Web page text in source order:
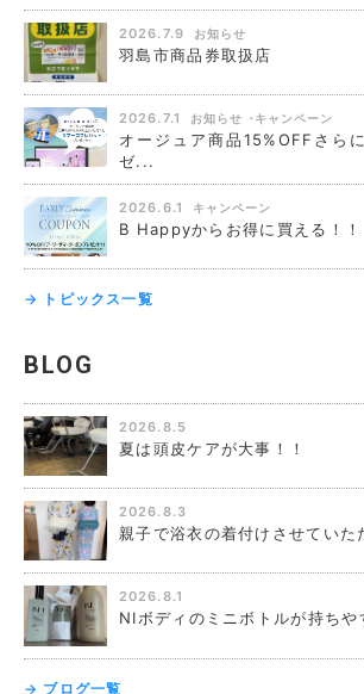
2026.7.9 お知らせ
羽島市商品券取扱店
2026.7.1 お知らせ キャンペーン
オージュア商品15%OFFさら
ゼ...
2026.6.1 キャンペーン
B Happyからお得に買える！！
→ トピックス一覧
BLOG
2026.8.5
夏は頭皮ケアが大事！！
2026.8.3
親子で浴衣の着付けさせていた
2026.8.1
NIボディのミニボトルが持ちや
→ ブログ一覧